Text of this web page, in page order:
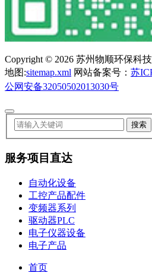
Copyright © 2026 苏州物顺环保科
地图:sitemap.xml 网站备案号： 苏
公网安备32050502013030号
服务项目直达
自动化设备
工控产品配件
变频器系列
驱动器PLC
电子仪器设备
电子产品
首页